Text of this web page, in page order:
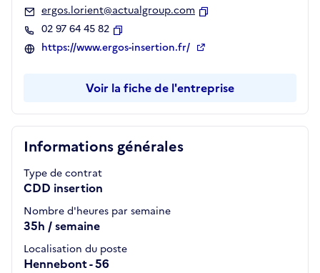
Informations générales
Type de contrat
CDD insertion
Nombre d'heures par semaine
35h / semaine
Localisation du poste
Hennebont - 56
ergos.lorient@actualgroup.com
02 97 64 45 82
Copier
https://www.ergos-insertion.fr/
Voir la fiche de l'entreprise